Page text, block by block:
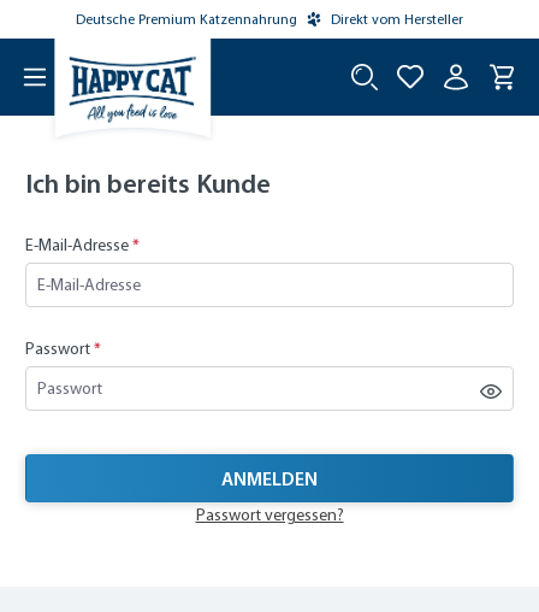
springen
Deutsche Premium Katzennahrung Direkt vom Hersteller
Ich bin bereits Kunde
E-Mail-Adresse*
Passwort*
ANMELDEN
Passwort vergessen?